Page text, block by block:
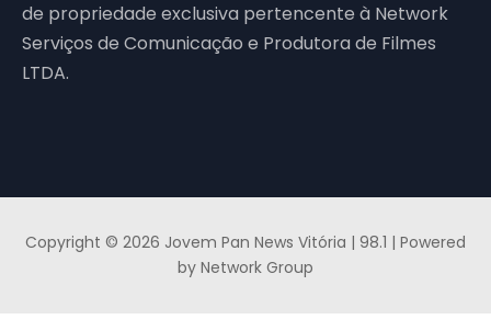
de propriedade exclusiva pertencente à Network
Serviços de Comunicação e Produtora de Filmes
LTDA.
Copyright © 2026 Jovem Pan News Vitória | 98.1 | Powered
by Network Group